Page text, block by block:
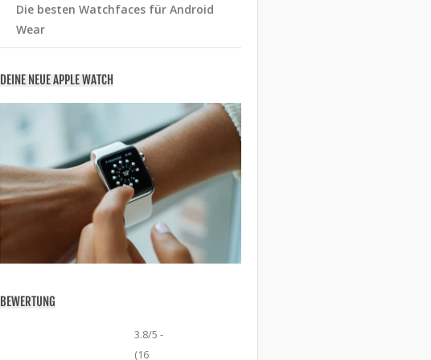
Die besten Watchfaces für Android
Wear
DEINE NEUE APPLE WATCH
BEWERTUNG
3.8/5 -
(16